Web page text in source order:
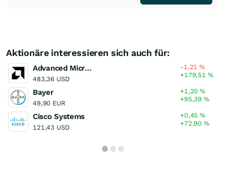
Aktionäre interessieren sich auch für:
Advanced Micro Devices
483,36 USD
-1,21%
+179,51 %
Bayer
49,90 EUR
+1,20%
+95,39%
Cisco Systems
121,43 USD
+0,45%
+72,90%